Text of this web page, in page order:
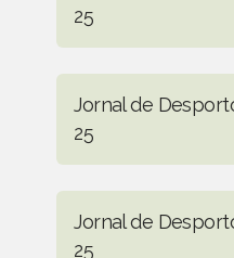
25
Jornal de
25
Jornal de
25